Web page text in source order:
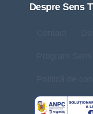
Despre Sens